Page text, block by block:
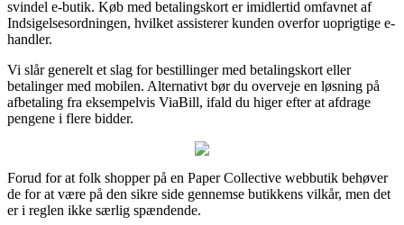
svindel e-butik. Køb med betalingskort er imidlertid omfavnet af
Indsigelsesordningen, hvilket assisterer kunden overfor uoprigtige e-
handler.
Vi slår generelt et slag for bestillinger med betalingskort eller
betalinger med mobilen. Alternativt bør du overveje en løsning på
afbetaling fra eksempelvis ViaBill, ifald du higer efter at afdrage
pengene i flere bidder.
Forud for at folk shopper på en Paper Collective webbutik behøver
de for at være på den sikre side gennemse butikkens vilkår, men det
er i reglen ikke særlig spændende.